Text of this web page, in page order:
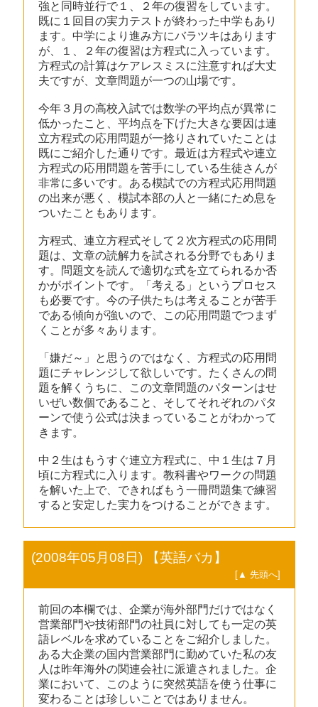
強と同時並行で１、２年の復習をしています。
既に１回目の実力テストが終わった中学もあり
ます。中学により進み方にバラツキはあります
が、１、２年の復習は方程式に入っています。
方程式の計算はケアレスミスに注意すれば大丈
夫ですが、文章問題が一つの山場です。
今年３月の高校入試では数学の平均点が異常に
低かったこと、平均点を下げた大きな要因は連
立方程式の応用問題が一捻りされていたことは
既にご紹介した通りです。最近は方程式や連立
方程式の応用問題を苦手にしている生徒さんが
非常に多いです。ある模試での方程式応用問題
の出来が悪く、模試本部の人と一緒にため息を
ついたこともあります。
方程式、連立方程式そして２次方程式の応用問
題は、文章の読解力を試される分野でもありま
す。問題文を読んで適切な式を立てられるか否
かがポイントです。「考える」というプロセス
も必要です。今の子供たちは考えることが苦手
である傾向が強いので、この応用問題でつまず
くことが多々あります。
「嫌だ～」と思うのではなく、方程式の応用問
題にチャレンジして欲しいです。たくさんの問
題を解くうちに、この文章問題のパターンはせ
いぜい数個であること、そしてそれぞれのパタ
ーンで使う公式は決まっていることがわかって
きます。
中２生はもうすぐ連立方程式に、中１生は７月
頃に方程式に入ります。教科書やワークの問題
を解いた上で、できればもう一冊問題集で練習
すると安定した実力をつけることができます。
(2008年05月08日) 【英語バカ】
[▲ 先頭へ]
前回の本欄では、企業が海外部門だけではなく
営業部門や技術部門の社員に対しても一定の英
語レベルを求めていることをご紹介しました。
ある大企業の国内営業部門に勤めていた私の友
人は昨年海外の関連会社に派遣されました。企
業において、このように突然英語を使う仕事に
変わることは珍しいことではありません。